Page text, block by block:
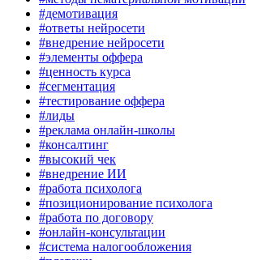
#демотивация
#ответы нейросети
#внедрение нейросети
#элементы оффера
#ценность курса
#сегментация
#тестирование оффера
#лиды
#реклама онлайн-школы
#консалтинг
#высокий чек
#внедрение ИИ
#работа психолога
#позиционирование психолога
#работа по договору
#онлайн-консультации
#система налогообложения